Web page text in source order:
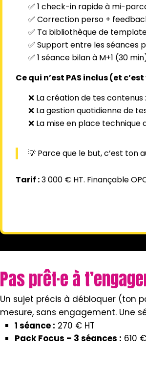
✅ 1 check-in rapide à mi-
✅ Correction perso +
✅ Ta bibliothèque de
✅ Support entre les séances
✅ 1 séance bilan à M+1 (30
Ce qui n’est PAS inclus (et
❌ La création de tes contenus
❌ La gestion quotidienne de
❌ La mise en place technique
💡 Parce que le but, c’est ton
Tarif :3 000 € HT. Finançable
Pas prêt·e à
Un sujet précis à débloquer (ton
mesure, sans engagement. Une
1 séance : 270 € HT
Pack Focus – 3 séances : 610